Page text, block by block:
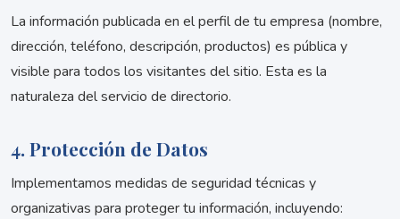
La información publicada en el perfil de tu empresa (nombre,
dirección, teléfono, descripción, productos) es pública y
visible para todos los visitantes del sitio. Esta es la
naturaleza del servicio de directorio.
4. Protección de Datos
Implementamos medidas de seguridad técnicas y
organizativas para proteger tu información, incluyendo: